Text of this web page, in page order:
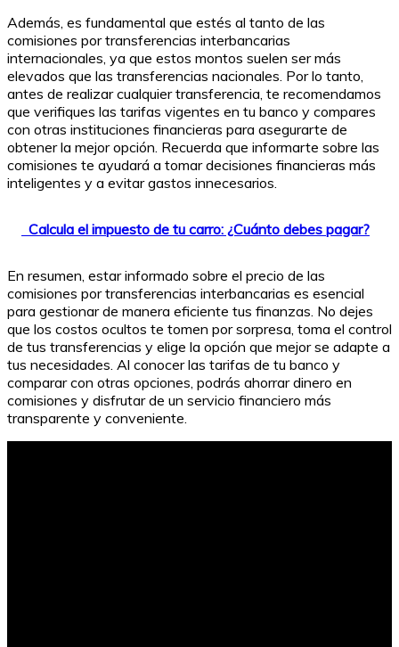
Además, es fundamental que estés al tanto de las
comisiones por transferencias interbancarias
internacionales, ya que estos montos suelen ser más
elevados que las transferencias nacionales. Por lo tanto,
antes de realizar cualquier transferencia, te recomendamos
que verifiques las tarifas vigentes en tu banco y compares
con otras instituciones financieras para asegurarte de
obtener la mejor opción. Recuerda que informarte sobre las
comisiones te ayudará a tomar decisiones financieras más
inteligentes y a evitar gastos innecesarios.
Calcula el impuesto de tu carro: ¿Cuánto debes pagar?
En resumen, estar informado sobre el precio de las
comisiones por transferencias interbancarias es esencial
para gestionar de manera eficiente tus finanzas. No dejes
que los costos ocultos te tomen por sorpresa, toma el control
de tus transferencias y elige la opción que mejor se adapte a
tus necesidades. Al conocer las tarifas de tu banco y
comparar con otras opciones, podrás ahorrar dinero en
comisiones y disfrutar de un servicio financiero más
transparente y conveniente.